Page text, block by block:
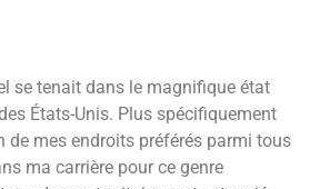
se tenait dans le magnifique état
États-Unis. Plus spécifiquement
de mes endroits préférés parmi tous
ma carrière pour ce genre